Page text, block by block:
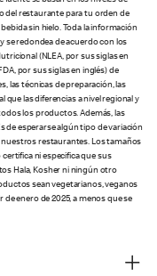
del restaurante para tu orden de
sin hielo. Toda la información
se redondea de acuerdo con los
(NLEA, por sus siglas en
por sus siglas en inglés) de
las técnicas de preparación, las
las diferencias a nivel regional y
los productos. Además, las
de esperarse algún tipo de variación
restaurantes. Los tamaños
certifica ni especifica que sus
Hala, Kosher ni ningún otro
sean vegetarianos, veganos
enero de 2025, a menos que se